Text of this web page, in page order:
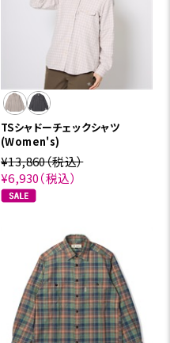
TSシャドーチェックシャツ
(Women's)
¥13,860（税込）
¥6,930（税込）